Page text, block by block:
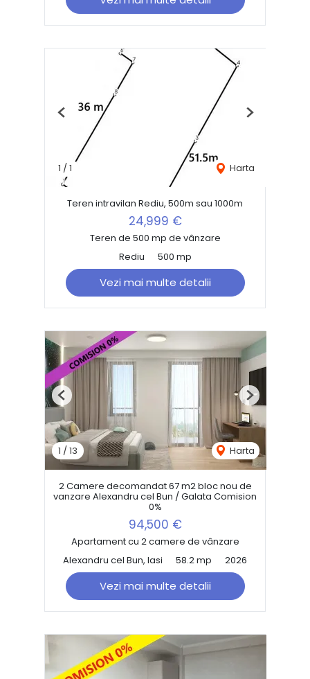
1 /1 Harta
Previous Next
Teren intravilan Rediu, 500m sau 1000m
24,999 €
Teren de 500 mp de vânzare
Rediu
500 mp
Vezi mai multe detalii
1 /13 Harta
Previous Next
2 Camere decomandat 67 m2 bloc nou de
vanzare Alexandru cel Bun / Galata Comision
0%
94,500 €
Apartament cu 2 camere de vânzare
Alexandru cel Bun, Iasi
58.2 mp 2026
Vezi mai multe detalii